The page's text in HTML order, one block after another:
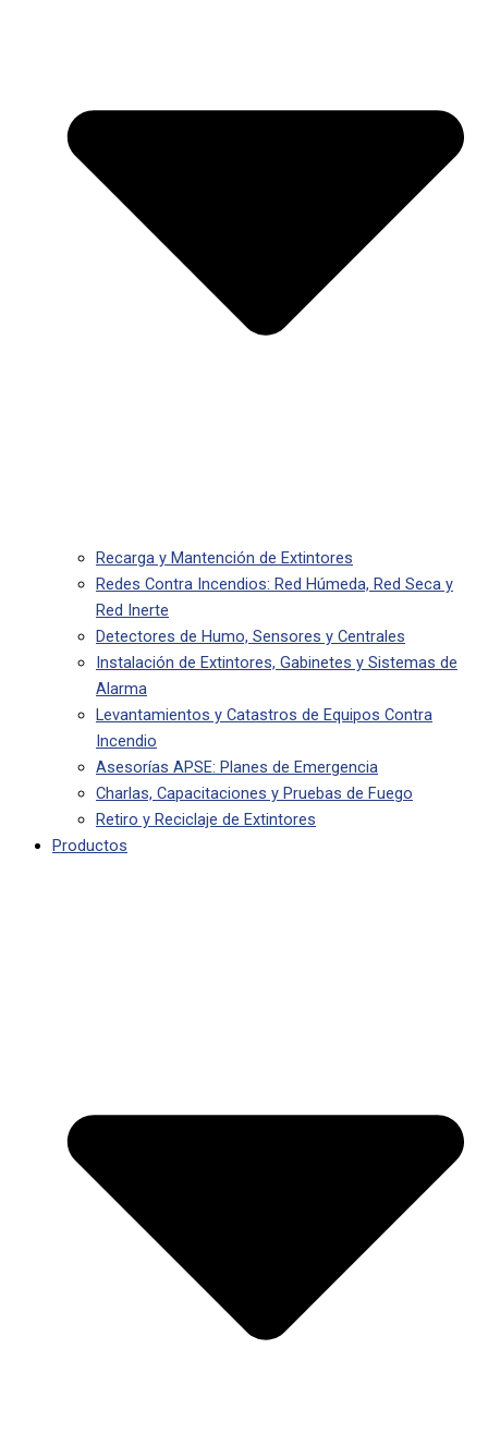
Recarga y Mantención de Extintores
Redes Contra Incendios: Red Húmeda, Red Seca y
Red Inerte
Detectores de Humo, Sensores y Centrales
Instalación de Extintores, Gabinetes y Sistemas de
Alarma
Levantamientos y Catastros de Equipos Contra
Incendio
Asesorías APSE: Planes de Emergencia
Charlas, Capacitaciones y Pruebas de Fuego
Retiro y Reciclaje de Extintores
Productos